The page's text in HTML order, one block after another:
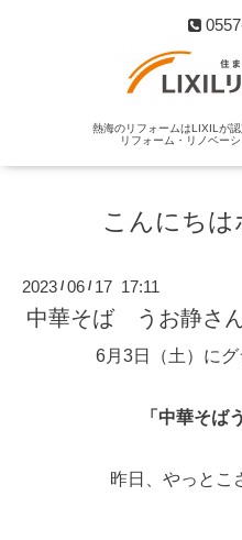
熱海のリフォームはLIXILが
リフォーム・リノベー
こんにち
2023 /06 / 17 17:11
中華そば うお静さ
6月3日（土）に
「中華そば
昨日、やっとこ